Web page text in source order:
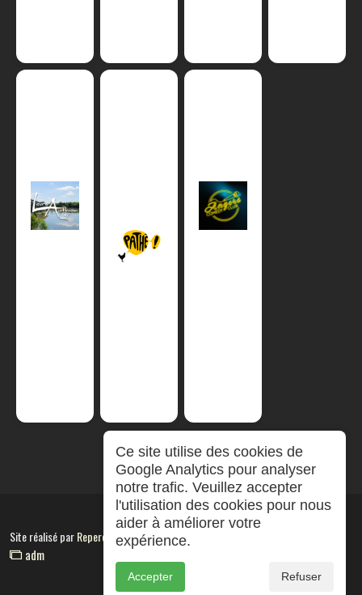
Site réalisé parRepereCom
adm
Ce site utilise des cookies de
Google Analytics pour analyser
notre trafic. Veuillez accepter
l'utilisation des cookies pour nous
aider à améliorer votre
expérience.
Accepter Refuser